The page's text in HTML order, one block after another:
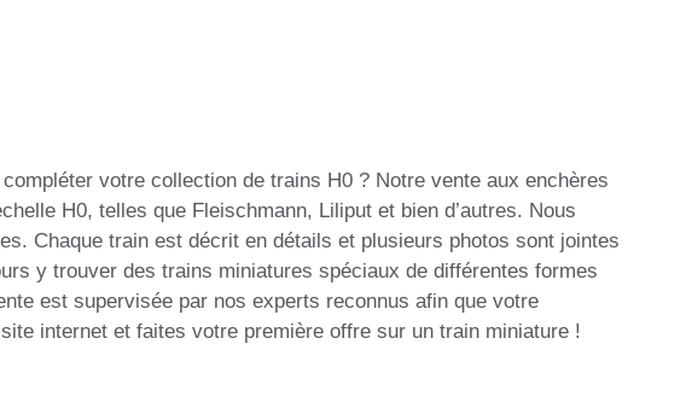
votre collection de trains H0 ? Notre vente aux enchères
H0, telles que Fleischmann, Liliput et bien d’autres. Nous
Chaque train est décrit en détails et plusieurs photos sont jointes
y trouver des trains miniatures spéciaux de différentes formes
est supervisée par nos experts reconnus afin que votre
internet et faites votre première offre sur un train miniature !